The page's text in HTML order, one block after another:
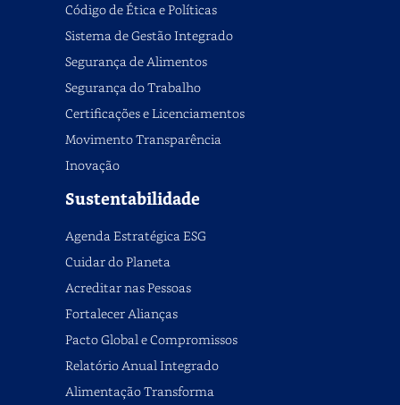
Código de Ética e Políticas
Sistema de Gestão Integrado
Segurança de Alimentos
Segurança do Trabalho
Certificações e Licenciamentos
Movimento Transparência
Inovação
Sustentabilidade
Agenda Estratégica ESG
Cuidar do Planeta
Acreditar nas Pessoas
Fortalecer Alianças
Pacto Global e Compromissos
Relatório Anual Integrado
Alimentação Transforma